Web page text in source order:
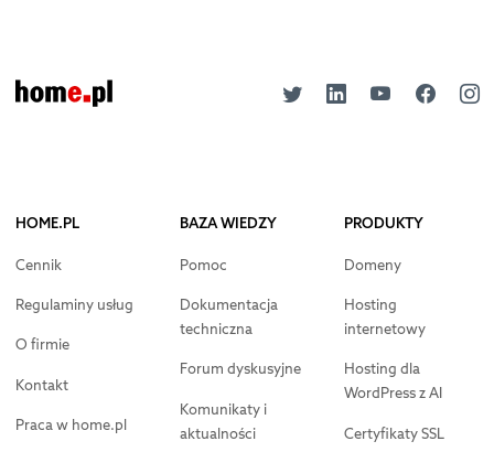
HOME.PL
Cennik
Regulaminy usług
O firmie
Kontakt
Praca w home.pl
BAZA WIEDZY
Pomoc
Dokumentacja
techniczna
Forum dyskusyjne
Komunikaty i
aktualności
PRODUKTY
Domeny
Hosting
internetowy
Hosting dla
WordPress z AI
Certyfikaty SSL